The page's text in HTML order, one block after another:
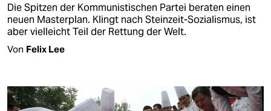
Die Spitzen der Kommunistischen Partei beraten einen
neuen Masterplan. Klingt nach Steinzeit-Sozialismus, ist
aber vielleicht Teil der Rettung der Welt.
Von Felix Lee